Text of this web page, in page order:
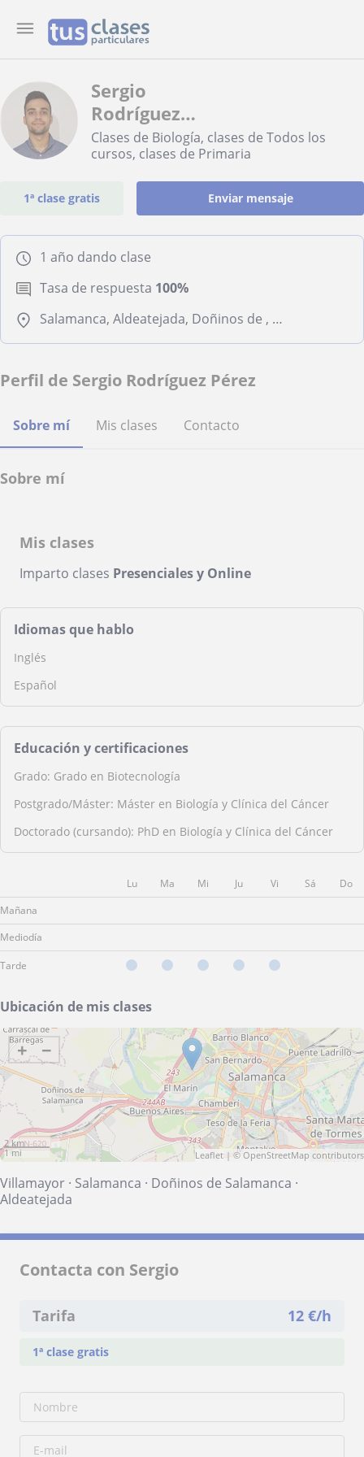
Sergio
Rodríguez
Pérez
Clases de Biología, clases de Todos los
cursos, clases de Primaria
1ª clase gratis Enviar mensaje
1 año dando clase
Tasa de respuesta 100%
Salamanca, Aldeatejada, Doñinos de , Villamayor
Perfil de Sergio Rodríguez Pérez
Sobre mí Mis clases Contacto
Sobre mí
Mis clases
Imparto clases Presenciales y Online
Idiomas que hablo
Inglés
Español
Educación y certificaciones
Grado: Grado en Biotecnología
Postgrado/Máster: Máster en Biología y Clínica del Cáncer
Doctorado (cursando): PhD en Biología y Clínica del Cáncer
Lu Ma Mi Ju Vi Sá
Do
Mañana
Mediodía
Tarde
Ubicación de mis clases
+ −
2 km
1 mi
Leaflet | ©OpenStreetMap contributors
Villamayor · Salamanca · Doñinos de Salamanca ·
Aldeatejada
Contacta con Sergio
Tarifa 12 €/h
1ª clase gratis